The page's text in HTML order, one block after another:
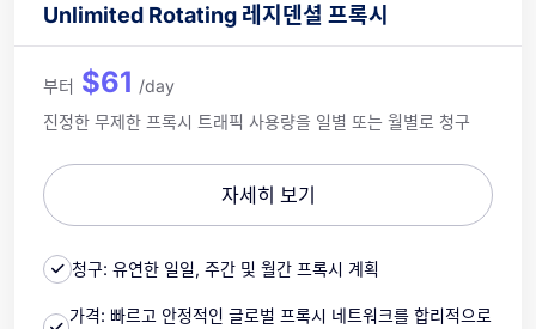
Unlimited Rotating 레지덴셜 프록시
부터 $61 /day
진정한 무제한 프록시 트래픽 사용량을 일별 또는 월별로 청구
자세히 보기
청구: 유연한 일일, 주간 및 월간 프록시 계획
가격: 빠르고 안정적인 글로벌 프록시 네트워크를 합리적으로